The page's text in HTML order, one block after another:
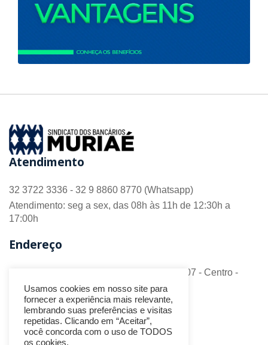
Atendimento
32 3722 3336 - 32 9 8860 8770 (Whatsapp)
Atendimento: seg a sex, das 08h às 11h de 12:30h a
17:00h
Endereço
R. Barão do Monte Alto nº 70 - Sala 306/307 - Centro -
CEP 36.880-018 - Muriaé/MG
Redes Sociais
Usamos cookies em nosso site para
fornecer a experiência mais relevante,
lembrando suas preferências e visitas
repetidas. Clicando em “Aceitar”,
você concorda com o uso de TODOS
os cookies.